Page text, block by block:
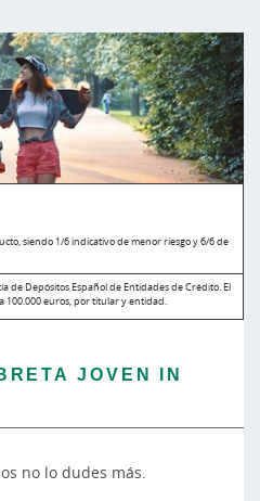
siendo 1/6 indicativo de menor riesgo y 6/6 de
de Depósitos Español de Entidades de Crédito. El
100.000 euros, por titular y entidad.
JOVEN IN
no lo dudes más.